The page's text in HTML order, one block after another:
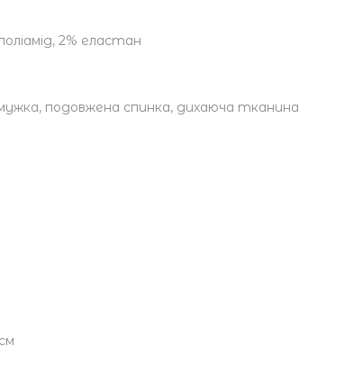
2% еластан
подовжена спинка, дихаюча тканина